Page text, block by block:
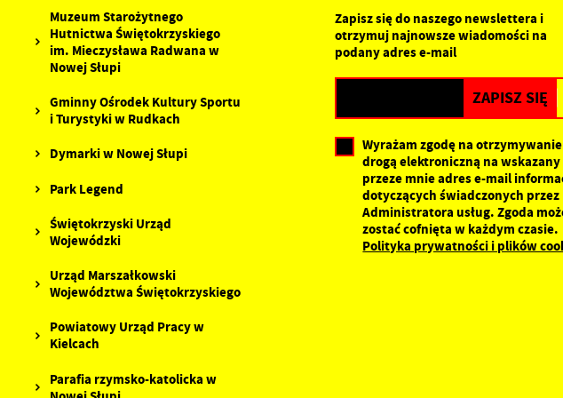
Muzeum Starożytnego
Hutnictwa Świętokrzyskiego
im. Mieczysława Radwana w
Nowej Słupi
Gminny Ośrodek Kultury Sportu
i Turystyki w Rudkach
Dymarki w Nowej Słupi
Park Legend
Świętokrzyski Urząd
Wojewódzki
Urząd Marszałkowski
Województwa Świętokrzyskiego
Powiatowy Urząd Pracy w
Kielcach
Parafia rzymsko-katolicka w
Zapisz się do naszego newslettera i
otrzymuj najnowsze wiadomości na
podany adres e-mail
Wyrażam zgodę na otrzymywanie
drogą elektroniczną na wskazany
przeze mnie adres e-mail
dotyczących świadczonych przez
Administratora usług. Zgoda
zostać cofnięta w każdym czasie.
Polityka prywatności i plików
Promocyjne pliki cookies służą
podstawie analizy Twoich
przeglądanej witryny
dostawców usług. Firmy te
nasze treści w postaci
Więcej